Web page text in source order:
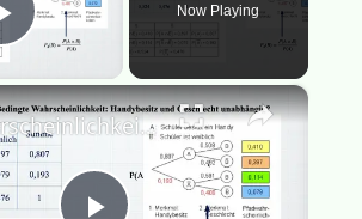
Play Video
Now Playing
×
Wahrscheinlichkeit abhängig? berechnen